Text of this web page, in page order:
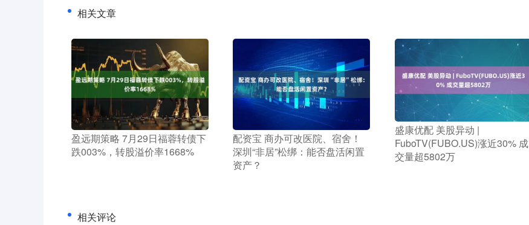
相关文章
​盈远期策略 7月29日福蓉转债下
跌003%，转股溢价率1668%
​配资宝 商办可改医院、宿舍！
深圳“非居”松绑：能否盘活闲置
资产？
​盛康优配 美股异动 |
FuboTV(FUBO.US)涨近30% 成
交量超5802万
相关评论